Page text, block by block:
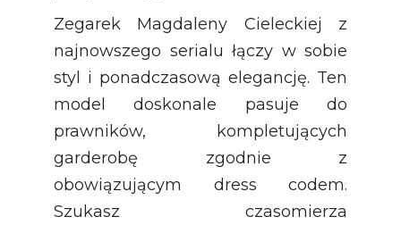
Zegarek Magdaleny Cieleckiej z
najnowszego serialu łączy w sobie
styl i ponadczasową elegancję. Ten
model doskonale pasuje do
prawników, kompletujących
garderobę zgodnie z
obowiązującym dress codem.
Szukasz czasomierza